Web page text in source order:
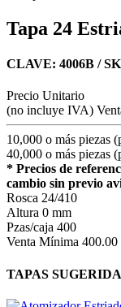
Tapa 24
CLAVE: 4006B /
Precio Unitario
(no incluye IVA)
10,000 o más piezas
40,000 o más piezas
* Precios de
cambio sin previo
Rosca 24/410
Altura 0 mm
Pzas/caja 400
Venta Mínima 400.00
TAPAS